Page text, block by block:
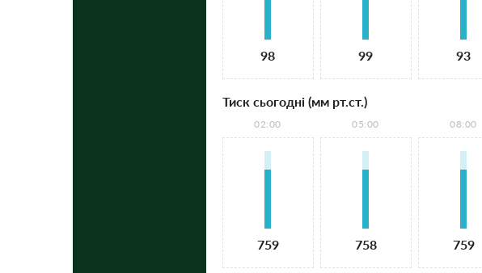
98 99 93
Тиск сьогодні (мм рт.ст.)
02:00
759
05:00
758
08:00
759